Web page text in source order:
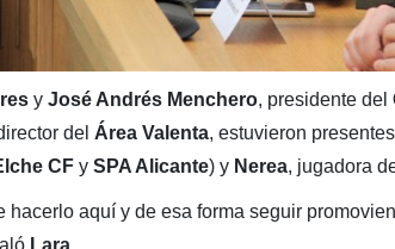
y José Andrés Menchero, presidente del
del Área Valenta, estuvieron
CFy SPA Alicante) y Nerea, jugadora
hacerlo aquí y de esa forma seguir